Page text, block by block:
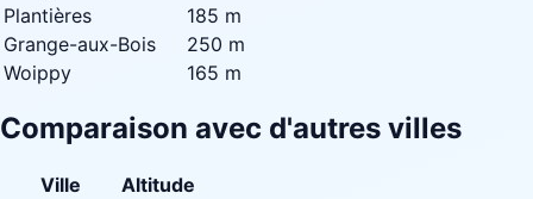
Plantières
185 m
Grange-aux-Bois
250 m
Woippy
165 m
Comparaison avec d'autres villes
Ville
Altitude